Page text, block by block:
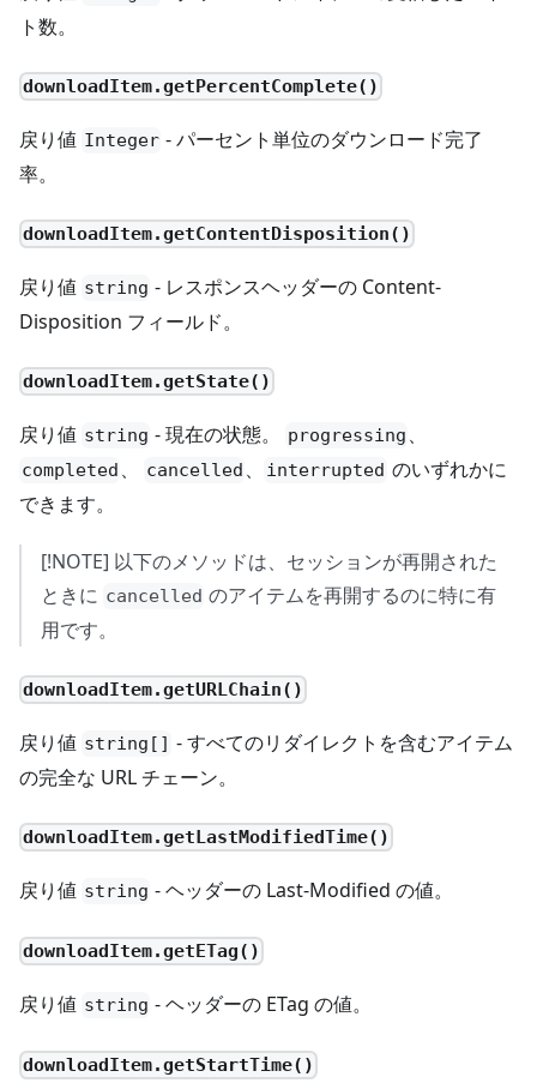
ト数。
downloadItem.getPercentComplete()
戻り値 Integer - パーセント単位のダウンロード完了
率。
downloadItem.getContentDisposition()
戻り値 string - レスポンスヘッダーの Content-
Disposition フィールド。
downloadItem.getState()
戻り値 string - 現在の状態。 progressing 、
completed 、 cancelled 、 interrupted のいずれかに
できます。
[!NOTE] 以下のメソッドは、セッションが再開された
ときに cancelled のアイテムを再開するのに特に有
用です。
downloadItem.getURLChain()
戻り値 string[] - すべてのリダイレクトを含むアイテム
の完全な URL チェーン。
downloadItem.getLastModifiedTime()
戻り値 string - ヘッダーの Last-Modified の値。
downloadItem.getETag()
戻り値 string - ヘッダーの ETag の値。
downloadItem.getStartTime()